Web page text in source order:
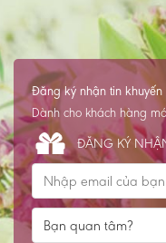
Đăng ký nhận tin khuyến
Dành cho khách hàng
ĐĂNG KÝ